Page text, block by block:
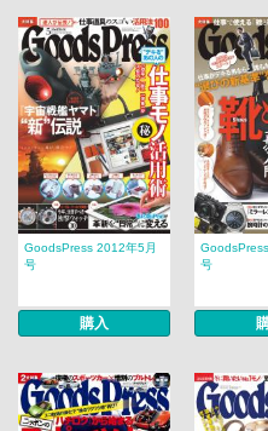
GoodsPress 2012年5月
号
購入
号